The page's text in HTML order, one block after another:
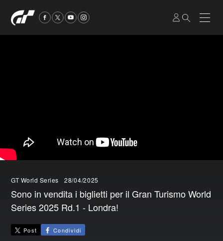
GT World Series 28/04/2025
Sono in vendita i biglietti per il Gran Turismo World
Series 2025 Rd.1 - Londra!
Post Condividi